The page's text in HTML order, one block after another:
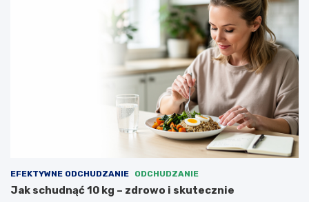
EFEKTYWNE ODCHUDZANIE ODCHUDZANIE
Jak schudnąć 10 kg – zdrowo i skutecznie